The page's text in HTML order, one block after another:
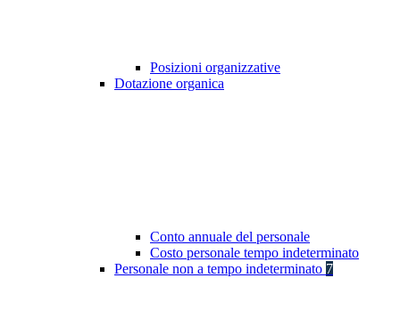
Posizioni organizzative
Dotazione organica
Conto annuale del personale
Costo personale tempo indeterminato
Personale non a tempo indeterminato 7